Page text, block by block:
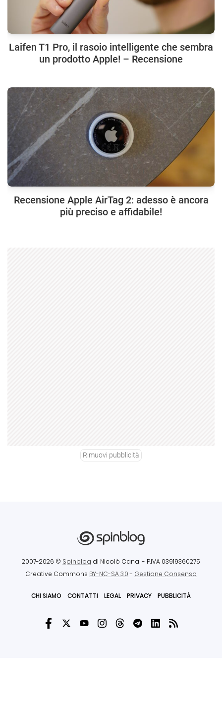
Laifen T1 Pro, il rasoio intelligente che sembra
un prodotto Apple! – Recensione
Recensione Apple AirTag 2: adesso è ancora
più preciso e affidabile!
Rimuovi pubblicità
2007-2026 © Spinblog di Nicolò Canal - P.IVA 03919360275
Creative Commons BY-NC-SA 3.0- Gestione Consenso
CHI SIAMO CONTATTI LEGAL PRIVACY PUBBLICITÀ